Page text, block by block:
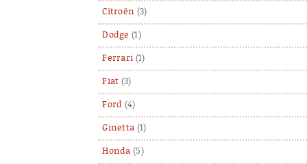
Citroën (3)
Dodge (1)
Ferrari (1)
Fiat (3)
Ford (4)
Ginetta (1)
Honda (5)